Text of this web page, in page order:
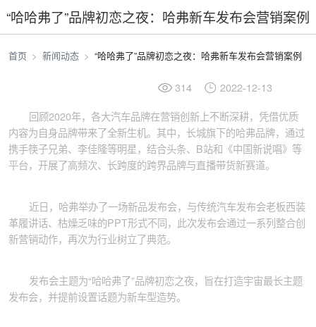
“哈哈弗了”品牌初恋之夜：哈弗新车发布会营销案例
首页 新闻动态 “哈哈弗了”品牌初恋之夜：哈弗新车发布会营销案例
314 2022-12-13
回顾2020年，各大汽车品牌在营销创新上不断深耕，凭借优质
内容为自身品牌带来了全新生机。其中，长城旗下的哈弗品牌，通过
携手筷子兄弟、李佳隆等明星，结合头条、B站和《中国新说唱》等
平台，开展了高频次、长跨度的跨界品牌与直播带货新赛道。
近日，哈弗举办了一场新品发布会，与传统汽车发布会老板西装
革履讲话、枯燥乏味的PPT形式不同，此次发布会通过一系列整合创
新营销动作，再次为行业树立了典范。
发布会主题为“哈哈弗了”品牌初恋之夜，旨在打造宇宙最长主题
发布会，并提前设置话题为新车型造势。